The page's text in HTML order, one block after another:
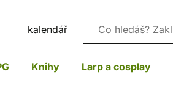
kalendář Vyhledávání
Knihy Larp a cosplay